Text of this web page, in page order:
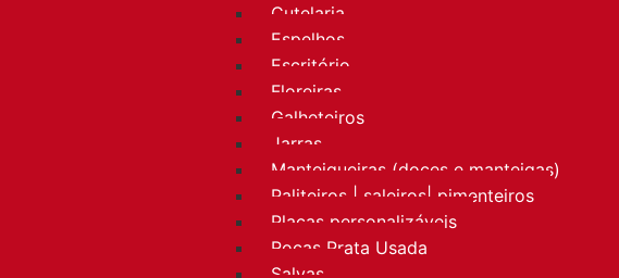
Cutelaria
Espelhos
Escritório
Floreiras
Galheteiros
Jarras
Manteigueiras (doces e manteigas)
Paliteiros | saleiros| pimenteiros
Placas personalizáveis
Rocas Prata Usada
Salvas